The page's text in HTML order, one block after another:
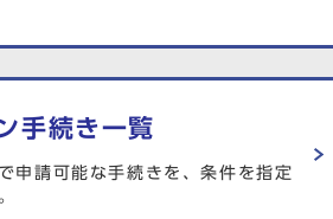
手続き一覧
申請可能な手続きを、条件を指定